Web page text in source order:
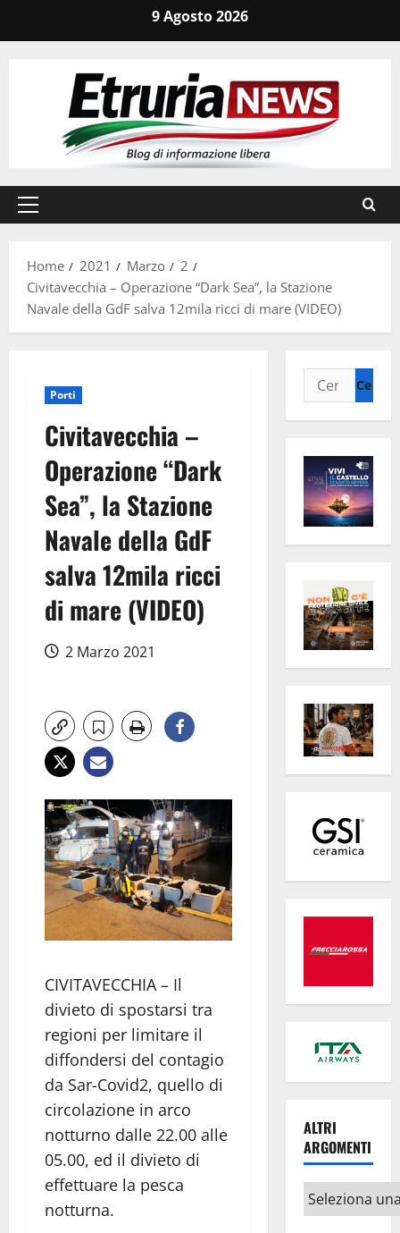
9 Agosto 2026
Menu
Home
2021 Marzo
2
Civitavecchia – Operazione “Dark Sea”, la Stazione
Navale della GdF salva 12mila ricci di mare (VIDEO)
Porti
Civitavecchia –
Operazione “Dark
Sea”, la Stazione
Navale della GdF
salva 12mila ricci
di mare (VIDEO)
2 Marzo 2021
CIVITAVECCHIA – Il
divieto di spostarsi tra
regioni per limitare il
diffondersi del contagio
da Sar-Covid2, quello di
circolazione in arco
notturno dalle 22.00 alle
05.00, ed il divieto di
effettuare la pesca
notturna.
Ricerca
per:
ALTRI
ARGOMENTI
Altri
argomenti